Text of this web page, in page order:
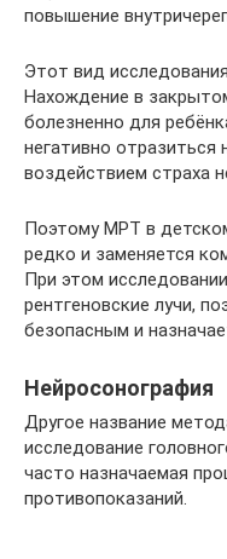
повышение
Этот вид
Нахождение в
болезненно для
негативно отразиться
воздействием страха
Поэтому МРТ в
редко и заменяется
При этом
рентгеновские лучи,
безопасным и
Нейросонография
Другое название
исследование
часто назначаемая
противопоказаний.